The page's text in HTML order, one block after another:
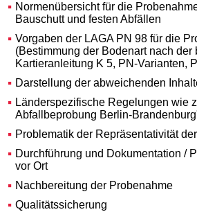
Normenübersicht für die
Bauschutt und festen Abfällen
Vorgaben der LAGA PN 98 für die
(Bestimmung der Bodenart nach der
Kartieranleitung K 5, PN-Varianten,
Darstellung der abweichenden
Länderspezifische Regelungen wie
Abfallbeprobung Berlin-
Problematik der Repräsentativität
Durchführung und Dokumentation /
vor Ort
Nachbereitung der Probenahme
Qualitätssicherung